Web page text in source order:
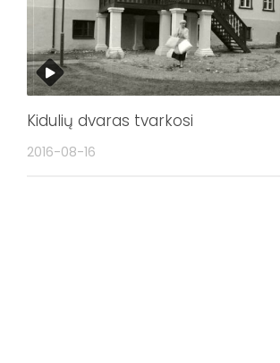
Kidulių dvaras tvarkosi
2016-08-16